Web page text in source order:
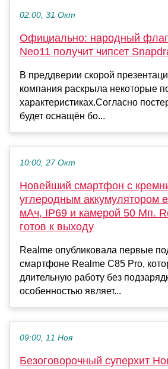
02:00, 31 Окт
Официально: народный
Neo11 получит чипсет
В преддверии скорой
компания раскрыла некоторые
характеристиках.Согласно
будет оснащён бо...
10:00, 27 Окт
Новейший смартфон с
углеродным аккумулятором
мАч, IP69 и камерой 50 Мп.
готов к выходу
Realme опубликовала первые
смартфоне Realme C85 Pro,
длительную работу без
особенностью являет...
09:00, 11 Ноя
Безоговорочный суперхит